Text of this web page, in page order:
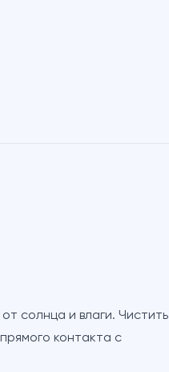
солнца и влаги. Чистить
контакта с